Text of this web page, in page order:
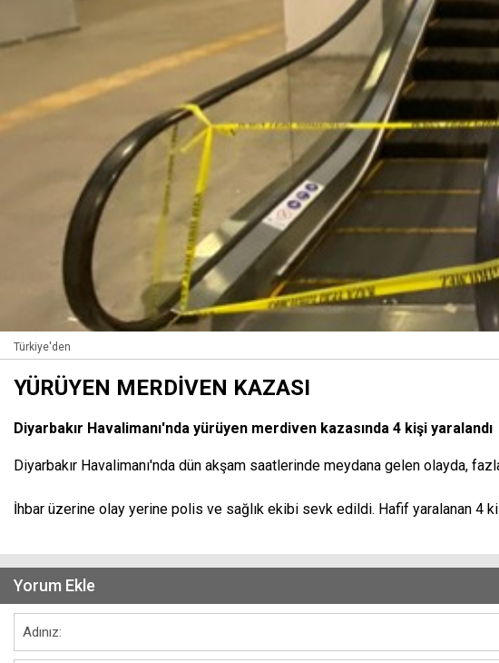
Türkiye'den
YÜRÜYEN MERDİVEN KAZASI
Diyarbakır Havalimanı'nda yürüyen merdiven kazasında 4 kişi yaralandı
Diyarbakır Havalimanı'nda dün akşam saatlerinde meydana gelen olayda,
İhbar üzerine olay yerine polis ve sağlık ekibi sevk edildi. Hafif yaralanan 4
Yorum Ekle